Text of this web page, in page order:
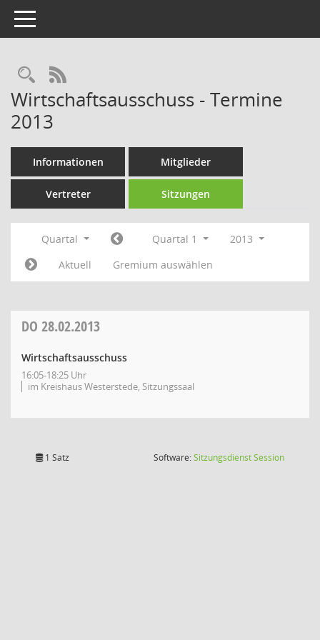
Toggle navigation
Rechercheauswahl
RSS-Feed
Wirtschaftsausschuss - Termine
2013
Informationen Mitglieder
Vertreter Sitzungen
Quartal Quartal 1
2013
Aktuell
Gremium auswählen
DO 28.02.2013
Wirtschaftsausschuss
16:05-18:25 Uhr
im Kreishaus Westerstede, Sitzungssaal
1 Satz Software:SitzungsdienstSession(Wird in